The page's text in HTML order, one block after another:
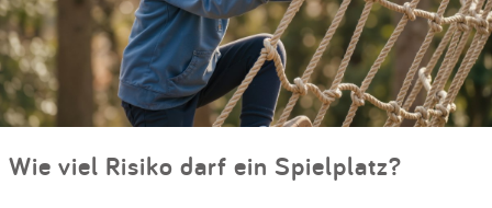
Wie viel Risiko darf ein Spielplatz?